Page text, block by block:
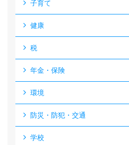
子育て
健康
税
年金・保険
環境
防災・防犯・交通
学校